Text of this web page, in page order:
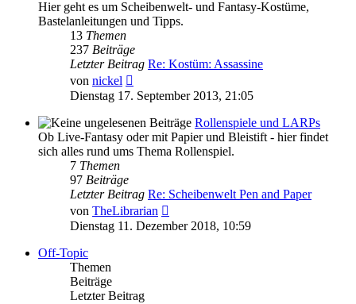
Hier geht es um Scheibenwelt- und Fantasy-Kostüme,
Bastelanleitungen und Tipps.
13 Themen
237 Beiträge
Letzter Beitrag Re: Kostüm: Assassine
von nickel
Beitrag
Dienstag 17. September 2013, 21:05
Rollenspiele und LARPs
Ob Live-Fantasy oder mit Papier und Bleistift - hier findet
sich alles rund ums Thema Rollenspiel.
7 Themen
97 Beiträge
Letzter Beitrag Re: Scheibenwelt Pen and Paper
von TheLibrarian
Beitrag
Dienstag 11. Dezember 2018, 10:59
Off-Topic
Themen
Beiträge
Letzter Beitrag